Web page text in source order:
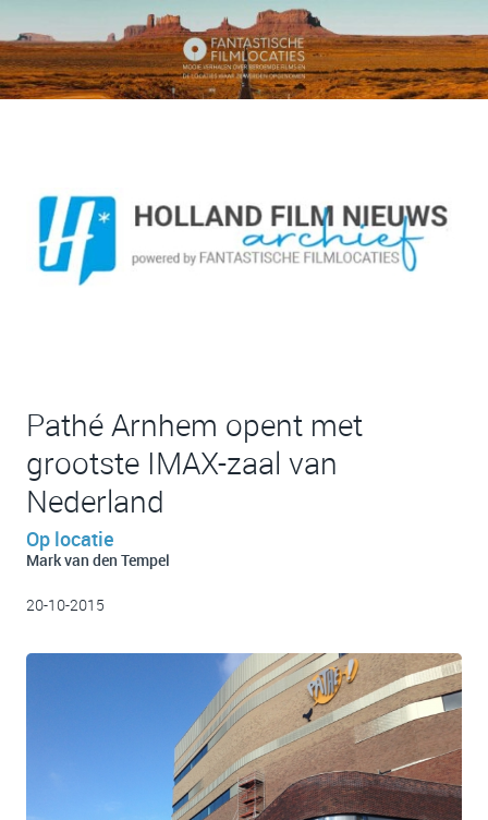
Pathé Arnhem opent met
grootste IMAX-zaal van
Nederland
Op locatie
Mark van den Tempel
20-10-2015